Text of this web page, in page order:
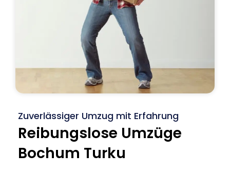
Zuverlässiger Umzug mit Erfahrung
Reibungslose Umzüge
Bochum Turku